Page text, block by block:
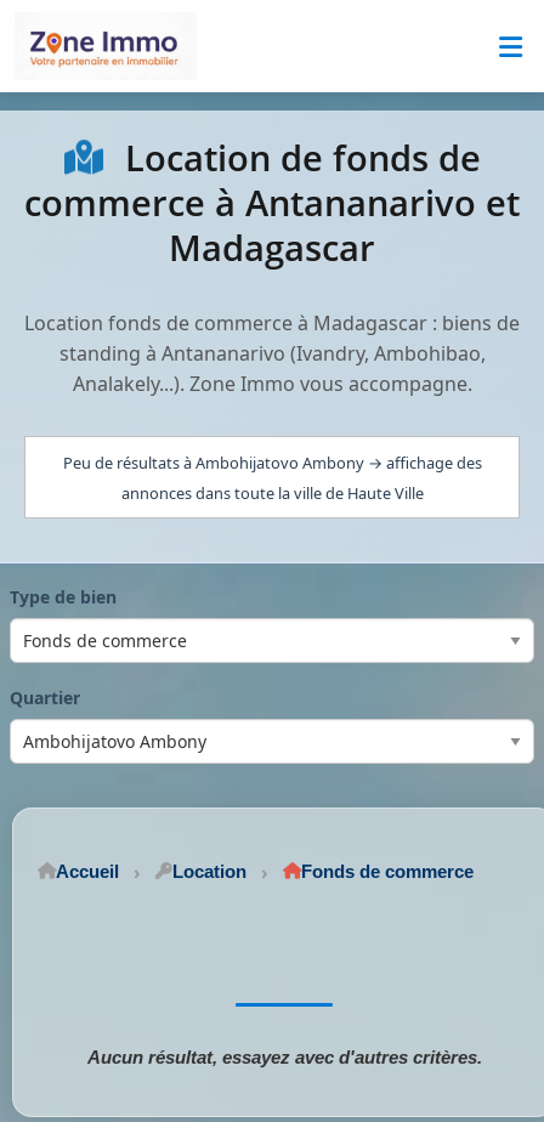
Location de fonds de
commerce à Antananarivo et
Madagascar
Location fonds de commerce à Madagascar : biens de
standing à Antananarivo (Ivandry, Ambohibao,
Analakely...). Zone Immo vous accompagne.
Peu de résultats à Ambohijatovo Ambony → affichage des
annonces dans toute la ville de Haute Ville
Type de bien
Quartier
Accueil Location Fonds de commerce
Aucun résultat, essayez avec d'autres critères.